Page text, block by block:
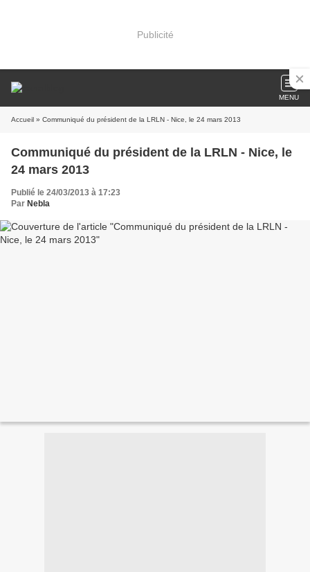
Publicité
MENU
Accueil » Communiqué du président de la LRLN - Nice, le 24 mars 2013
Communiqué du président de la LRLN - Nice, le
24 mars 2013
Publié le 24/03/2013 à 17:23
Par Nebla